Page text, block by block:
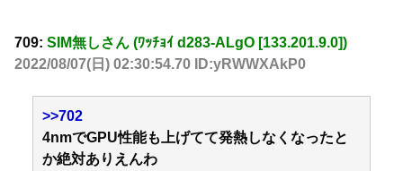
709: SIM無しさん (ﾜｯﾁｮｲ d283-ALgO [133.201.9.0])
2022/08/07(日) 02:30:54.70 ID:yRWWXAkP0
>>702
4nmでGPU性能も上げてて発熱しなくなったと
か絶対ありえんわ